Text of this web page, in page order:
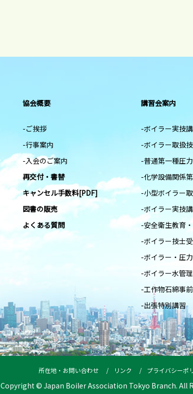
協会概要
-ご挨拶
-行事案内
-入会のご案内
再交付・書替
キャンセル手数料[PDF]
図書の販売
よくある質問
講習会案内
-ボイラー実技
-ボイラー取扱
-普通第一種圧
-化学設備関係
-小型ボイラー
-ボイラー実技
-安全衛生教育
-ボイラー技士
-ボイラー・圧
-ボイラー水管
-工作物石綿事
-出張特別講習
所在地・お問い合わせ リンク プライバシーポ
Copyright © Japan Boiler Association Tokyo Branch. All